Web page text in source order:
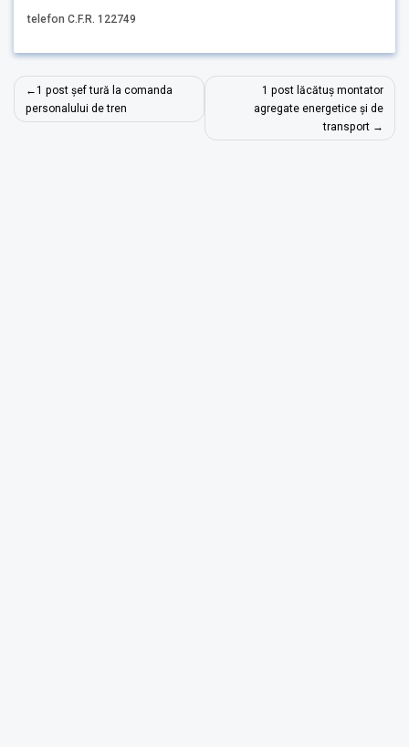
telefon C.F.R. 122749
Navigare
în
1 post șef tură la comanda
personalului de tren
1 post lăcătuș montator
agregate energetice și de
transport